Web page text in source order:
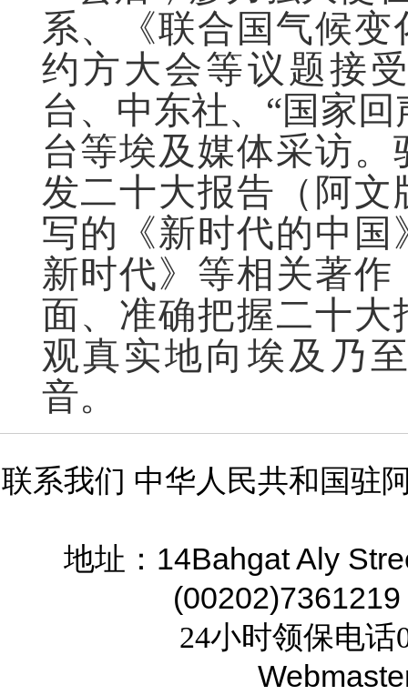
系、《联合国气候
约方大会等议题接
台、中东社、“国家
台等埃及媒体采访
发二十大报告（阿
写的《新时代的中
新时代》等相关著
面、准确把握二十
观真实地向埃及乃
音。
联系我们 中华人民共和国驻
地址： 14Bahgat Aly
(00202)7361219
24小时领保电话